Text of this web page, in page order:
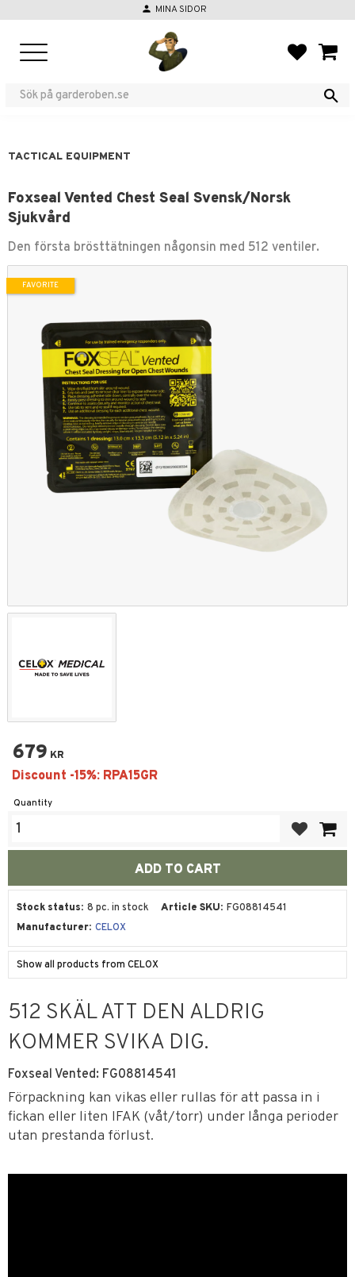
person MINA SIDOR
TACTICAL EQUIPMENT
Foxseal Vented Chest Seal Svensk/Norsk
Sjukvård
Den första brösttätningen någonsin med 512 ventiler.
FAVORITE
679 KR
Quantity
Stock status 8 pc. in stock Article SKU FG08814541
Manufacturer CELOX
Show all products from CELOX
512 SKÄL ATT DEN ALDRIG
KOMMER SVIKA DIG.
Foxseal Vented: FG08814541
Förpackning kan vikas eller rullas för att passa in i
fickan eller liten IFAK (våt/torr) under långa perioder
utan prestanda förlust.